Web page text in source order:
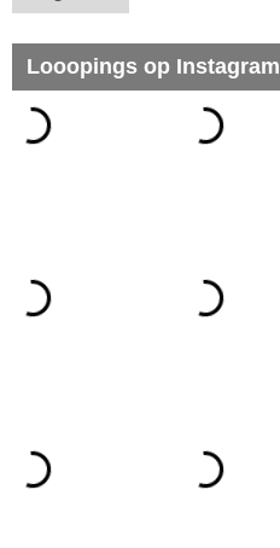
Looopings op Instagram